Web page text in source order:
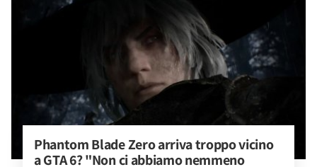
Phantom Blade Zero arriva troppo vicino
a GTA 6? "Non ci abbiamo nemmeno